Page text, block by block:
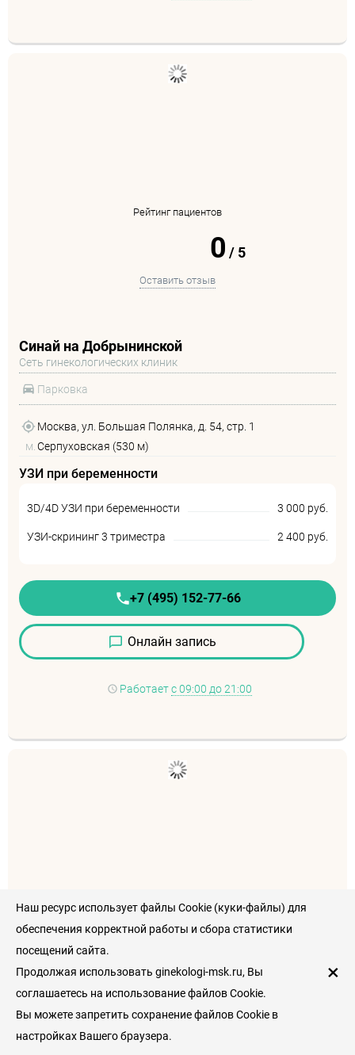
Рейтинг пациентов
0 / 5
Оставить отзыв
Синай на Добрынинской
Сеть гинекологических клиник
Парковка
Москва, ул. Большая Полянка, д. 54, стр. 1
м. Серпуховская (530 м)
УЗИ при беременности
3D/4D УЗИ при беременности 3 000 руб.
УЗИ-скрининг 3 триместра 2 400 руб.
+7 (495) 152-77-66
Онлайн запись
Работаетс 09:00 до 21:00
Рейтинг пациентов
0
Оставить отзыв
Семейная на Серпуховской
Наш ресурс использует файлы Cookie (куки-файлы) для
обеспечения корректной работы и сбора статистики
посещений сайта.
Продолжая использовать ginekologi-msk.ru, Вы
соглашаетесь на использование файлов Cookie.
Вы можете запретить сохранение файлов Cookie в
настройках Вашего браузера.
×